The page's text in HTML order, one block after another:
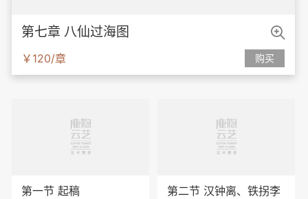
第七章 八仙过海图
￥120/章 购买

第一节 起稿
第二节 汉钟离、铁拐李